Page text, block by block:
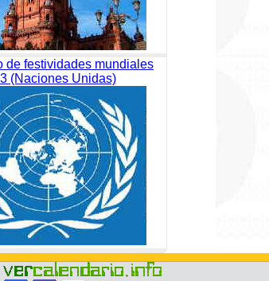
de festividades mundiales
(Naciones Unidas)